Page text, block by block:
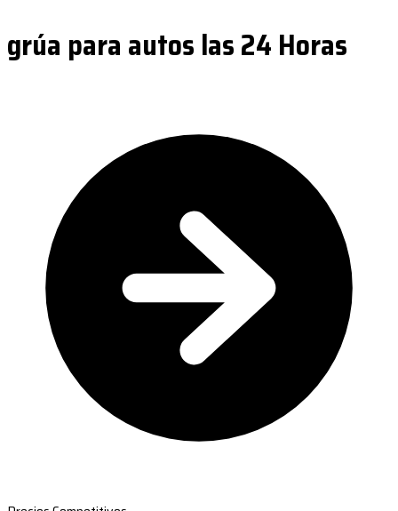
grúa para autos las 24 Horas